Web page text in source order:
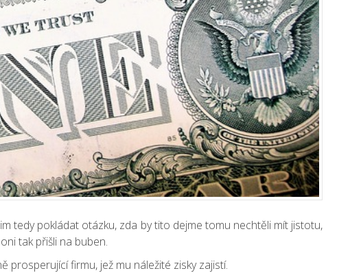
tedy pokládat otázku, zda by tito dejme tomu nechtěli mít jistotu,
tak přišli na buben.
prosperující firmu, jež mu náležité zisky zajistí.